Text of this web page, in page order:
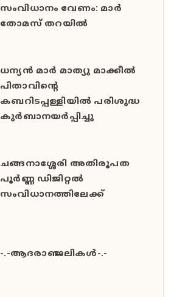
സംവിധാനം വേണം: മാർ
തോമസ് തറയിൽ
ധന്യൻ മാർ മാത്യു മാക്കീൽ
പിതാവിൻ്റെ
കബറിടപ്പള്ളിയിൽ പരിശുദ്ധ
കുർബാനയർപ്പിച്ചു
ചങ്ങനാശ്ശേരി അതിരൂപത
പൂർണ്ണ ഡിജിറ്റൽ
സംവിധാനത്തിലേക്ക്
-.-ആദരാഞ്ജലികൾ-.-